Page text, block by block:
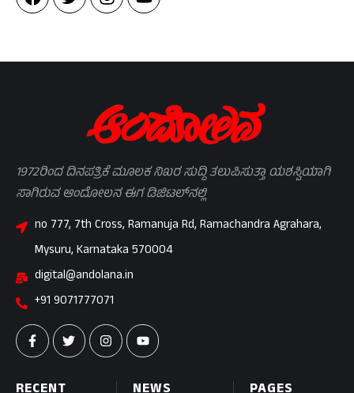
1972ರಿಂದ ದಿನಪತ್ರಿಕೆ ಮೂಲಕ ನಿಖರ ಸುದ್ದಿ ತಲುಪಿಸುತ್ತಾ ಯಶಸ್ವಿಯಾಗಿ
ಸಾಗಿರುವ ಆಂದೋಲನ ಈಗ ಡಿಜಿಟಲ್‌ನಲ್ಲಿ
no 777, 7th Cross, Ramanuja Rd, Ramachandra Agrahara,
Mysuru, Karnataka 570004
digital@andolana.in
+91 9071777071